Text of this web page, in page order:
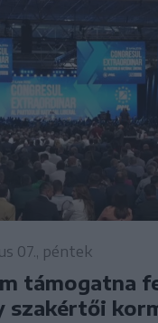
07., péntek
támogatna
szakértői